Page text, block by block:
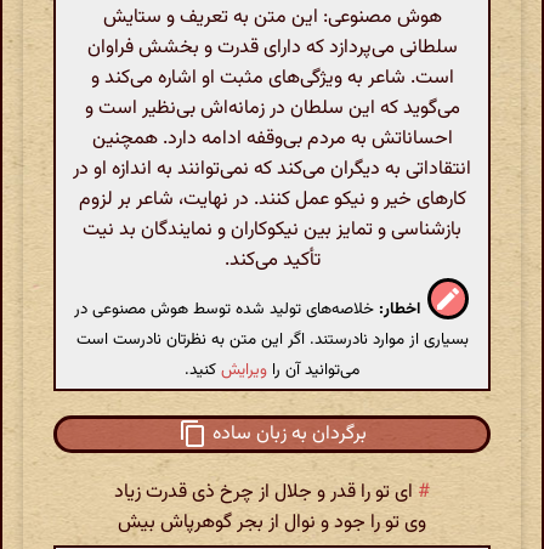
هوش مصنوعی: این متن به تعریف و ستایش
سلطانی می‌پردازد که دارای قدرت و بخشش فراوان
است. شاعر به ویژگی‌های مثبت او اشاره می‌کند و
می‌گوید که این سلطان در زمانه‌اش بی‌نظیر است و
احساناتش به مردم بی‌وقفه ادامه دارد. همچنین
انتقاداتی به دیگران می‌کند که نمی‌توانند به اندازه او در
کارهای خیر و نیکو عمل کنند. در نهایت، شاعر بر لزوم
بازشناسی و تمایز بین نیکوکاران و نمایندگان بد نیت
تأکید می‌کند.
اخطار: خلاصه‌های تولید شده توسط هوش مصنوعی در
بسیاری از موارد نادرستند. اگر این متن به نظرتان نادرست است
می‌توانید آن را ویرایشکنید.
برگردان به زبان ساده
# ای تو را قدر و جلال از چرخ ذی قدرت زیاد
وی تو را جود و نوال از بجر گوهرپاش بیش